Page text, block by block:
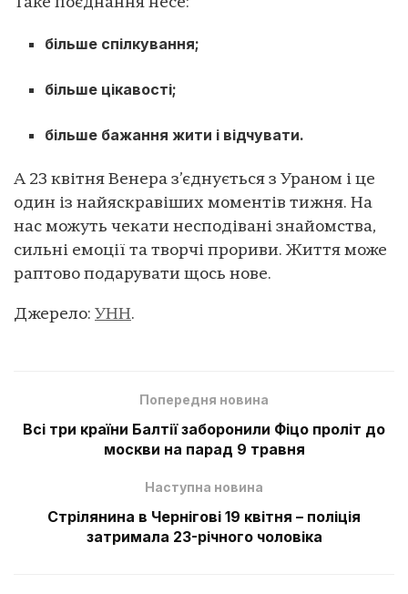
більше спілкування;
більше цікавості;
більше бажання жити і відчувати.
А 23 квітня Венера з’єднується з Ураном і це
один із найяскравіших моментів тижня. На
нас можуть чекати несподівані знайомства,
сильні емоції та творчі прориви. Життя може
раптово подарувати щось нове.
Джерело: УНН.
Попередня новина
Всі три країни Балтії заборонили Фіцо проліт до
москви на парад 9 травня
Наступна новина
Стрілянина в Чернігові 19 квітня – поліція
затримала 23-річного чоловіка